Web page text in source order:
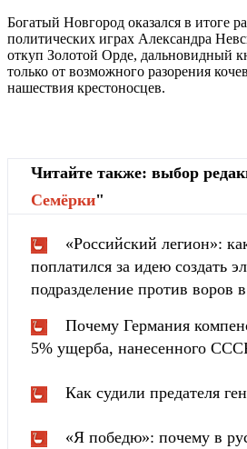
Богатый Новгород оказался в итоге
политических играх Александра
откуп Золотой Орде, дальновидный
только от возможного разорения
нашествия крестоносцев.
Читайте также: выбор
Cемёрки"
«Российский легион»:
поплатился за идею создать
подразделение против воров
Почему Германия
5% ущерба, нанесенного
Как судили предателя
«Я победю»: почему в